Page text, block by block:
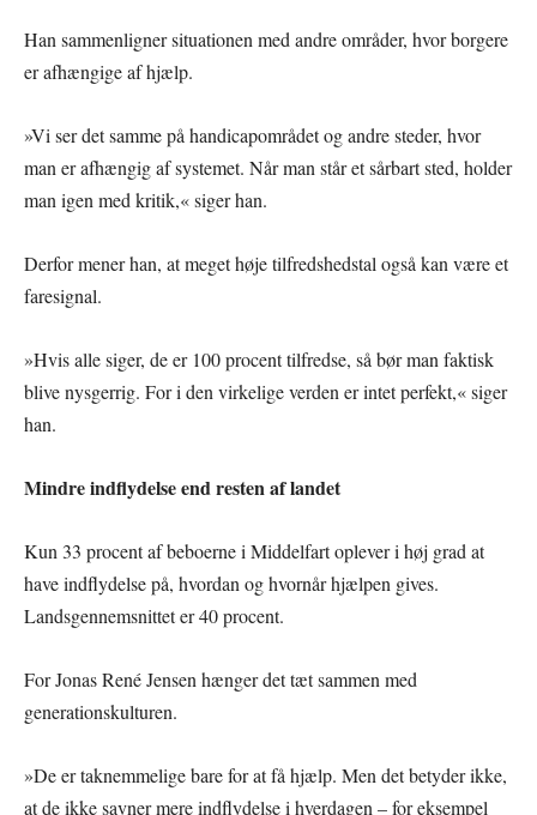
Han sammenligner situationen med andre områder, hvor borgere
er afhængige af hjælp.
»Vi ser det samme på handicapområdet og andre steder, hvor
man er afhængig af systemet. Når man står et sårbart sted, holder
man igen med kritik,« siger han.
Derfor mener han, at meget høje tilfredshedstal også kan være et
faresignal.
»Hvis alle siger, de er 100 procent tilfredse, så bør man faktisk
blive nysgerrig. For i den virkelige verden er intet perfekt,« siger
han.
Mindre indflydelse end resten af landet
Kun 33 procent af beboerne i Middelfart oplever i høj grad at
have indflydelse på, hvordan og hvornår hjælpen gives.
Landsgennemsnittet er 40 procent.
For Jonas René Jensen hænger det tæt sammen med
generationskulturen.
»De er taknemmelige bare for at få hjælp. Men det betyder ikke,
at de ikke savner mere indflydelse i hverdagen – for eksempel